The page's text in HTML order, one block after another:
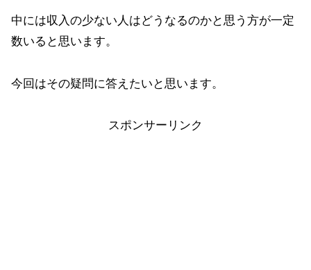
中には収入の少ない人はどうなるのかと思う方が一定
数いると思います。
今回はその疑問に答えたいと思います。
スポンサーリンク